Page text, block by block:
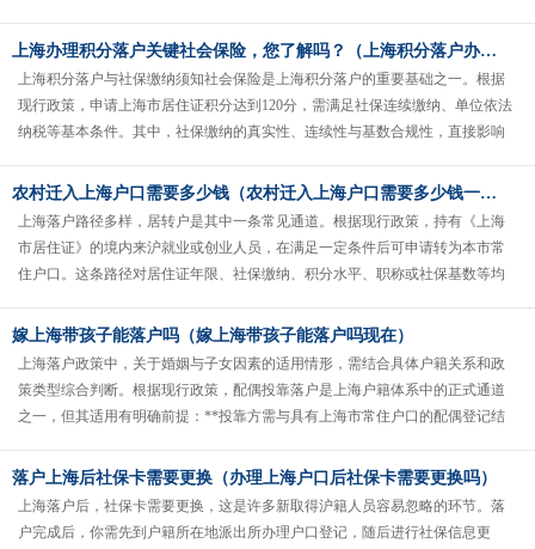
上海办理积分落户关键社会保险，您了解吗？（上海积分落户办理流程）
上海积分落户与社保缴纳须知社会保险是上海积分落户的重要基础之一。根据
现行政策，申请上海市居住证积分达到120分，需满足社保连续缴纳、单位依法
纳税等基本条件。其中，社保缴纳的真实性、连续性与基数合规性，直接影响
农村迁入上海户口需要多少钱（农村迁入上海户口需要多少钱一个月）
上海落户路径多样，居转户是其中一条常见通道。根据现行政策，持有《上海
市居住证》的境内来沪就业或创业人员，在满足一定条件后可申请转为本市常
住户口。这条路径对居住证年限、社保缴纳、积分水平、职称或社保基数等均
嫁上海带孩子能落户吗（嫁上海带孩子能落户吗现在）
上海落户政策中，关于婚姻与子女因素的适用情形，需结合具体户籍关系和政
策类型综合判断。根据现行政策，配偶投靠落户是上海户籍体系中的正式通道
之一，但其适用有明确前提：**投靠方需与具有上海市常住户口的配偶登记结
落户上海后社保卡需要更换（办理上海户口后社保卡需要更换吗）
上海落户后，社保卡需要更换，这是许多新取得沪籍人员容易忽略的环节。落
户完成后，你需先到户籍所在地派出所办理户口登记，随后进行社保信息更